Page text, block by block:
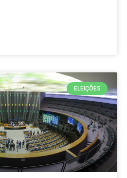
ELEIÇÕES